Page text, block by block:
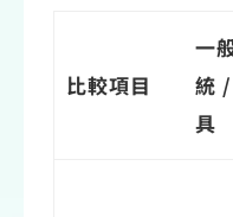
比較項目
一
統 /
具